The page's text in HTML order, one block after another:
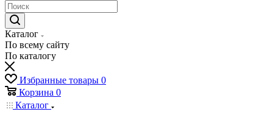
Каталог
По всему сайту
По каталогу
Избранные товары 0
Корзина 0
Каталог